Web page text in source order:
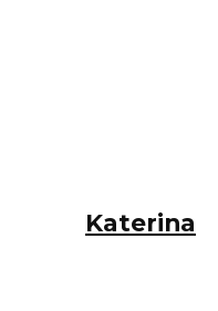
Katerina